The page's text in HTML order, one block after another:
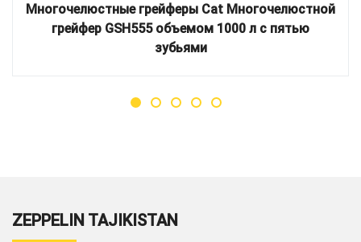
Многочелюстные грейферы Cat Многочелюстной
грейфер GSH555 объемом 1000 л с пятью
зубьями
ZEPPELIN TAJIKISTAN